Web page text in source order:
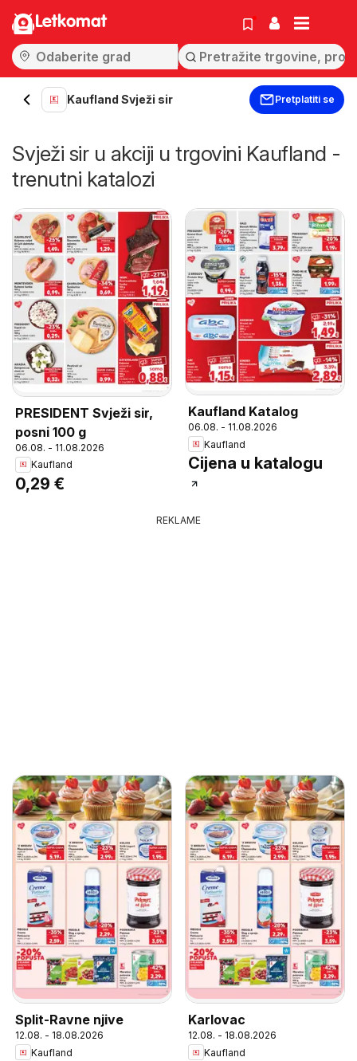
Letkomat
Kaufland Svježi sir Pretplatiti se
Svježi sir u akciji u trgovini Kaufland -
trenutni katalozi
PRESIDENT Svježi sir,
posni 100 g
06.08. - 11.08.2026
Kaufland
0,29 €
Kaufland Katalog
06.08. - 11.08.2026
Kaufland
Cijena u katalogu
REKLAME
Split-Ravne njive
12.08. - 18.08.2026
Kaufland
Karlovac
12.08. - 18.08.2026
Kaufland